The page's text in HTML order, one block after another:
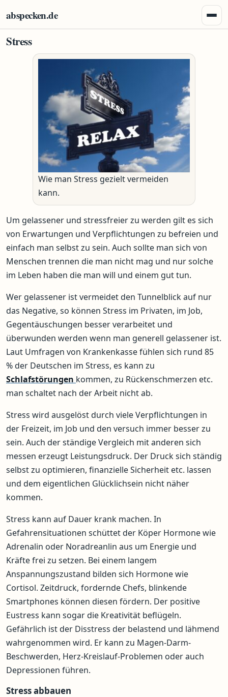
abspecken.de
Stress
Wie man Stress gezielt vermeiden
kann.
Um gelassener und stressfreier zu werden gilt es sich
von Erwartungen und Verpflichtungen zu befreien und
einfach man selbst zu sein. Auch sollte man sich von
Menschen trennen die man nicht mag und nur solche
im Leben haben die man will und einem gut tun.
Wer gelassener ist vermeidet den Tunnelblick auf nur
das Negative, so können Stress im Privaten, im Job,
Gegentäuschungen besser verarbeitet und
überwunden werden wenn man generell gelassener ist.
Laut Umfragen von Krankenkasse fühlen sich rund 85
% der Deutschen im Stress, es kann zu
Schlafstörungen kommen, zu Rückenschmerzen etc.
man schaltet nach der Arbeit nicht ab.
Stress wird ausgelöst durch viele Verpflichtungen in
der Freizeit, im Job und den versuch immer besser zu
sein. Auch der ständige Vergleich mit anderen sich
messen erzeugt Leistungsdruck. Der Druck sich ständig
selbst zu optimieren, finanzielle Sicherheit etc. lassen
und dem eigentlichen Glücklichsein nicht näher
kommen.
Stress kann auf Dauer krank machen. In
Gefahrensituationen schüttet der Köper Hormone wie
Adrenalin oder Noradreanlin aus um Energie und
Kräfte frei zu setzen. Bei einem langem
Anspannungszustand bilden sich Hormone wie
Cortisol. Zeitdruck, fordernde Chefs, blinkende
Smartphones können diesen fördern. Der positive
Eustress kann sogar die Kreativität beflügeln.
Gefährlich ist der Disstress der belastend und lähmend
wahrgenommen wird. Er kann zu Magen-Darm-
Beschwerden, Herz-Kreislauf-Problemen oder auch
Depressionen führen.
Stress abbauen